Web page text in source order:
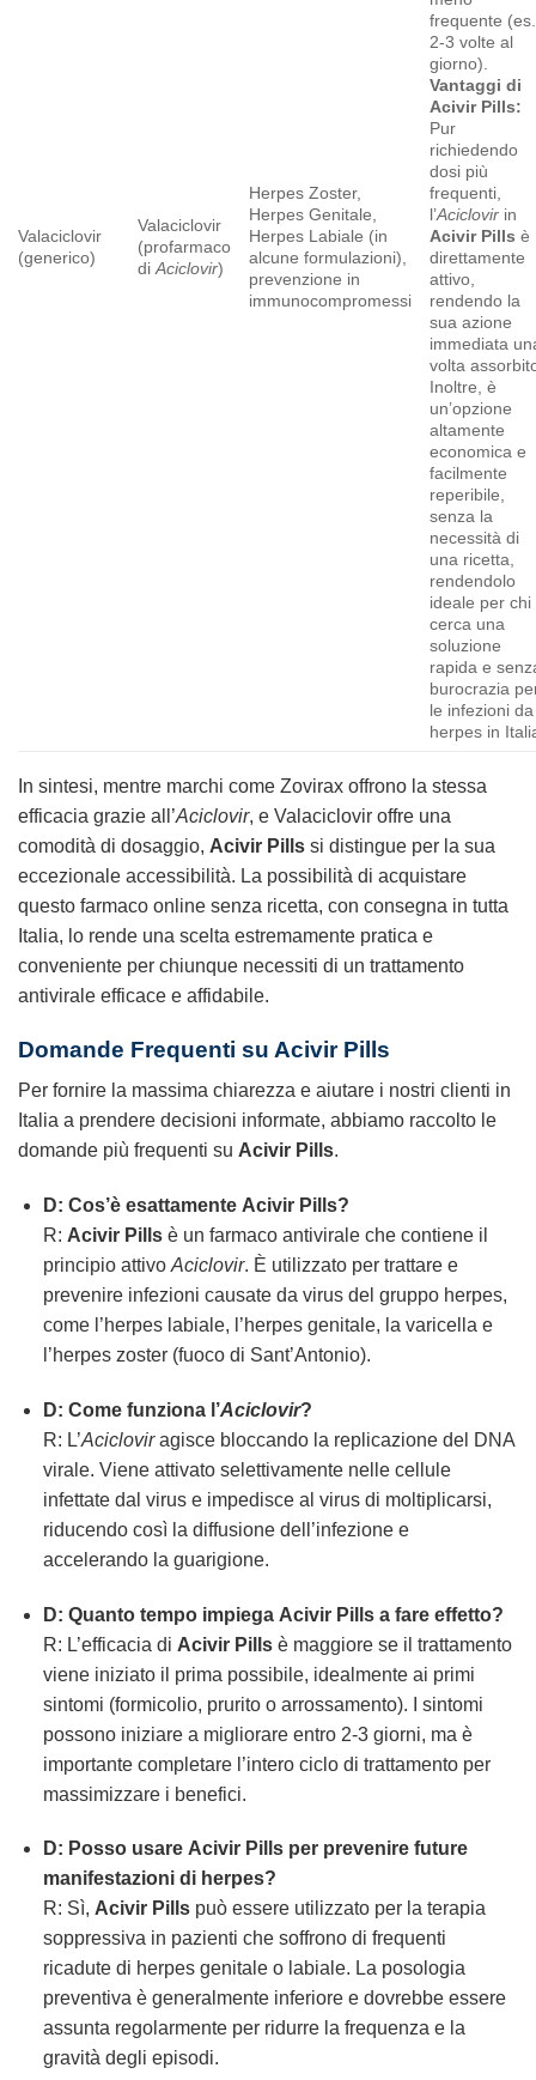
Valaciclovir
(generico)
Valaciclovir
(profarmaco
diAciclovir)
Herpes Zoster,
Herpes Genitale,
Herpes Labiale (in
alcune formulazioni),
prevenzione in
immunocompromessi
frequente (es.
2-3 volte al
giorno).
Vantaggi di
Acivir Pills:
Pur
richiedendo
dosi più
frequenti,
l’Aciclovir in
Acivir Pills è
direttamente
attivo,
rendendo la
sua azione
immediata
volta
Inoltre, è
un’opzione
altamente
economica e
facilmente
reperibile,
senza la
necessità di
una ricetta,
rendendolo
ideale per chi
cerca una
soluzione
rapida e
burocrazia
le infezioni da
herpes in
In sintesi, mentre marchi come Zovirax offrono la stessa
efficacia grazie all’Aciclovir, e Valaciclovir offre una
comodità di dosaggio, Acivir Pills si distingue per la sua
eccezionale accessibilità. La possibilità di acquistare
questo farmaco online senza ricetta, con consegna in tutta
Italia, lo rende una scelta estremamente pratica e
conveniente per chiunque necessiti di un trattamento
antivirale efficace e affidabile.
Domande Frequenti su Acivir Pills
Per fornire la massima chiarezza e aiutare i nostri clienti in
Italia a prendere decisioni informate, abbiamo raccolto le
domande più frequenti su Acivir Pills.
D: Cos’è esattamente Acivir Pills?
R: Acivir Pillsè un farmaco antivirale che contiene il
principio attivo Aciclovir. È utilizzato per trattare e
prevenire infezioni causate da virus del gruppo herpes,
come l’herpes labiale, l’herpes genitale, la varicella e
l’herpes zoster (fuoco di Sant’Antonio).
D: Come funziona l’Aciclovir?
R: L’Acicloviragisce bloccando la replicazione del DNA
virale. Viene attivato selettivamente nelle cellule
infettate dal virus e impedisce al virus di moltiplicarsi,
riducendo così la diffusione dell’infezione e
accelerando la guarigione.
D: Quanto tempo impiega Acivir Pillsa fare effetto?
R: L’efficacia di Acivir Pillsè maggiore se il trattamento
viene iniziato il prima possibile, idealmente ai primi
sintomi (formicolio, prurito o arrossamento). I sintomi
possono iniziare a migliorare entro 2-3 giorni, ma è
importante completare l’intero ciclo di trattamento per
massimizzare i benefici.
D: Posso usare Acivir Pillsper prevenire future
manifestazioni di herpes?
R: Sì, Acivir Pillspuò essere utilizzato per la terapia
soppressiva in pazienti che soffrono di frequenti
ricadute di herpes genitale o labiale. La posologia
preventiva è generalmente inferiore e dovrebbe essere
assunta regolarmente per ridurre la frequenza e la
gravità degli episodi.